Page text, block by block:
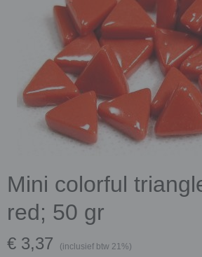
Mini colorful
red; 50 gr
€ 3,37 (inclusief btw 21%)